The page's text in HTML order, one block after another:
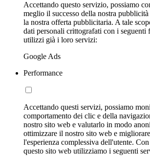
Accettando questo servizio, possiamo
meglio il successo della nostra
la nostra offerta pubblicitaria. A tale
dati personali crittografati con i seguenti
utilizzi già i loro servizi:
Google Ads
Performance
Accettando questi servizi, possiamo
comportamento dei clic e della
nostro sito web e valutarlo in modo
ottimizzare il nostro sito web e
l'esperienza complessiva dell'utente.
questo sito web utilizziamo i seguenti